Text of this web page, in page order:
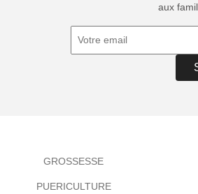
aux
GROSSESSE
PUERICULTURE